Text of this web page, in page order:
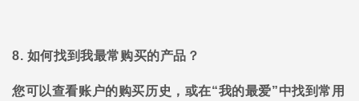
8. 如何找到我最常购买的产品？
您可以查看账户的购买历史，或在“我的最爱”中找到常用